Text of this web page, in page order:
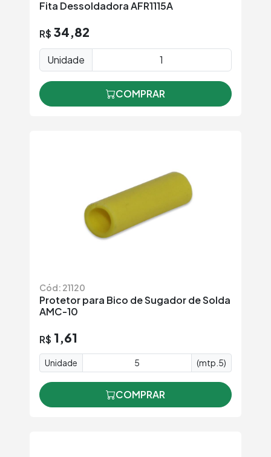
Fita Dessoldadora AFR1115A
R$ 34,82
Unidade
COMPRAR
Cód: 21120
Protetor para Bico de Sugador de Solda
AMC-10
R$ 1,61
Unidade (mtp.5)
COMPRAR